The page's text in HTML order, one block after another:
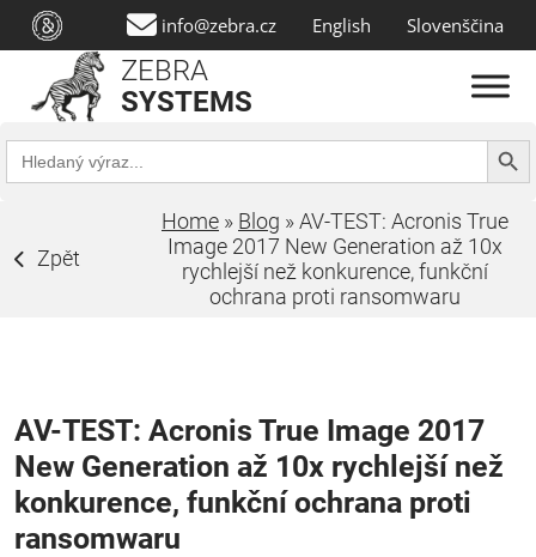
info@zebra.cz English Slovenščina
ZEBRA
SYSTEMS
Search
for:
Search
Zpět
Home » Blog »AV-TEST: Acronis True
Image 2017 New Generation až 10x
rychlejší než konkurence, funkční
ochrana proti ransomwaru
AV-TEST: Acronis True Image 2017
New Generation až 10x rychlejší než
konkurence, funkční ochrana proti
ransomwaru